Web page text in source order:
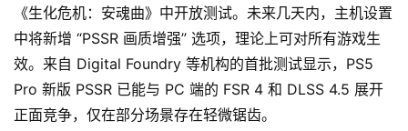
《生化危机：安魂曲》中开放测试。未来几天内，主机设置
中将新增 “PSSR 画质增强” 选项，理论上可对所有游戏生
效。来自 Digital Foundry 等机构的首批测试显示，PS5
Pro 新版 PSSR 已能与 PC 端的 FSR 4 和 DLSS 4.5 展开
正面竞争，仅在部分场景存在轻微锯齿。